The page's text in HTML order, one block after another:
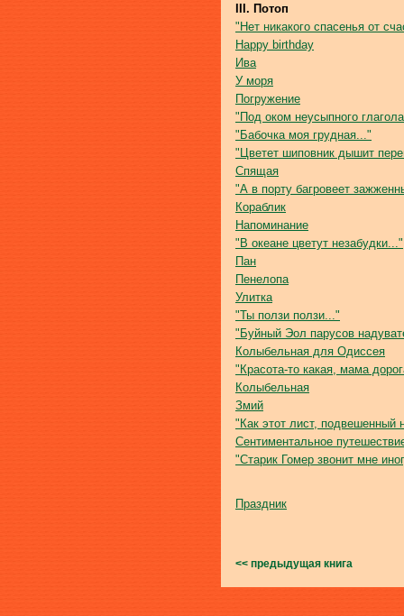
III. Потоп
"Нет никакого спасенья от
Happy birthday
Ива
У моря
Погружение
"Под оком неусыпного
"Бабочка моя грудная..."
"Цветет шиповник дышит
Спящая
"А в порту багровеет
Кораблик
Напоминание
"В океане цветут незабудки..."
Пан
Пенелопа
Улитка
"Ты ползи ползи..."
"Буйный Эол парусов
Колыбельная для Одиссея
"Красота-то какая, мама
Колыбельная
Змий
"Как этот лист, подвешенный
Сентиментальное
"Старик Гомер звонит мне
Праздник
<< предыдущая книга